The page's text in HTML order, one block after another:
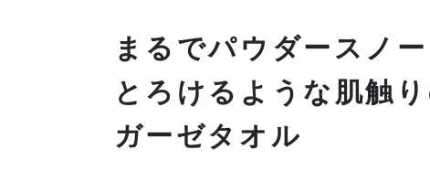
まるでパウダースノー
とろけるような肌触
ガーゼタオル